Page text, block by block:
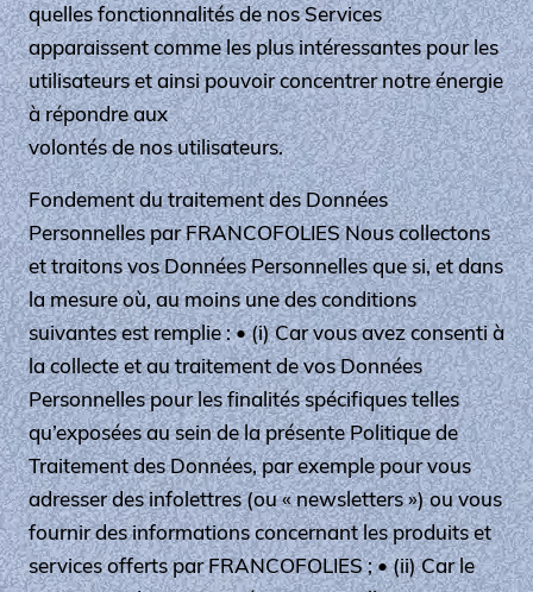
quelles fonctionnalités de nos Services
apparaissent comme les plus intéressantes pour les
utilisateurs et ainsi pouvoir concentrer notre énergie
à répondre aux
volontés de nos utilisateurs.
Fondement du traitement des Données
Personnelles par FRANCOFOLIES Nous collectons
et traitons vos Données Personnelles que si, et dans
la mesure où, au moins une des conditions
suivantes est remplie : • (i) Car vous avez consenti à
la collecte et au traitement de vos Données
Personnelles pour les finalités spécifiques telles
qu’exposées au sein de la présente Politique de
Traitement des Données, par exemple pour vous
adresser des infolettres (ou « newsletters ») ou vous
fournir des informations concernant les produits et
services offerts par FRANCOFOLIES ; • (ii) Car le